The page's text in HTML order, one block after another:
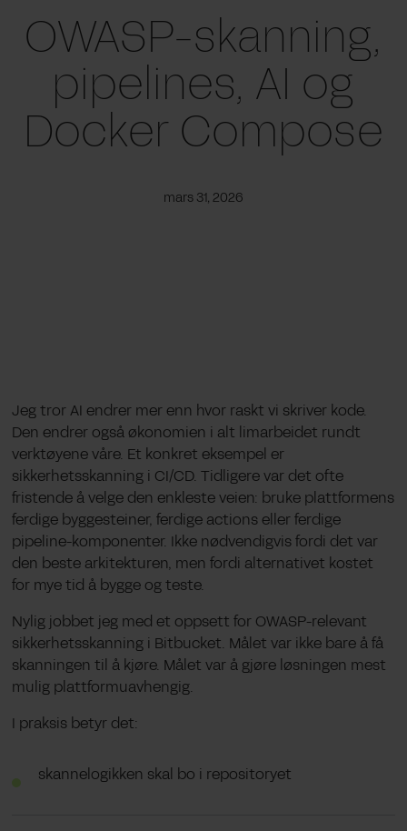
OWASP-skanning,
pipelines, AI og
Docker Compose
mars 31, 2026
Jeg tror AI endrer mer enn hvor raskt vi skriver kode.
Den endrer også økonomien i alt limarbeidet rundt
verktøyene våre. Et konkret eksempel er
sikkerhetsskanning i CI/CD. Tidligere var det ofte
fristende å velge den enkleste veien: bruke plattformens
ferdige byggesteiner, ferdige actions eller ferdige
pipeline-komponenter. Ikke nødvendigvis fordi det var
den beste arkitekturen, men fordi alternativet kostet
for mye tid å bygge og teste.
Nylig jobbet jeg med et oppsett for OWASP-relevant
sikkerhetsskanning i Bitbucket. Målet var ikke bare å få
skanningen til å kjøre. Målet var å gjøre løsningen mest
mulig plattformuavhengig.
I praksis betyr det:
skannelogikken skal bo i repositoryet